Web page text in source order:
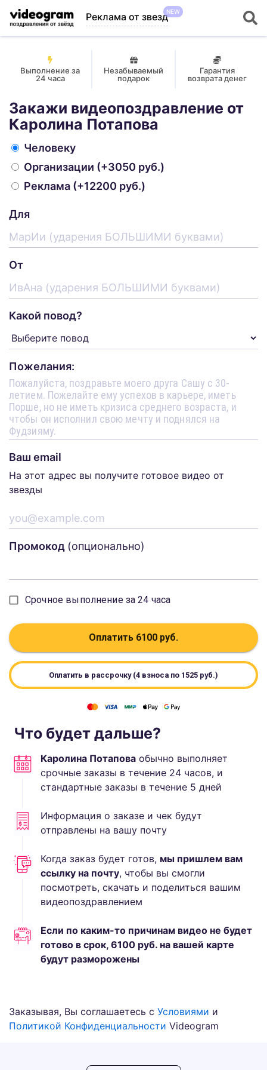
Реклама от звездNEW
Выполнение за
24 часа
Незабываемый
подарок
Гарантия
возврата денег
Закажи видеопоздравление от
Каролина Потапова
Человеку
Организации (+3050 руб.)
Реклама (+12200 руб.)
Для
От
Какой повод?
Пожелания:
Ваш email
На этот адрес вы получите готовое видео от
звезды
Промокод (опционально)
Срочное выполнение за 24 часа
Оплатить 6100 руб.
Оплатить в рассрочку (4 взноса по 1525 руб.)
Что будет дальше?
Каролина Потапова обычно выполняет
срочные заказы в течение 24 часов, и
стандартные заказы в течение 5 дней
Информация о заказе и чек будут
отправлены на вашу почту
Когда заказ будет готов, мы пришлем вам
ссылку на почту, чтобы вы смогли
посмотреть, скачать и поделиться вашим
видеопоздравлением
Если по каким-то причинам видео не будет
готово в срок, 6100 руб. на вашей карте
будут разморожены
Заказывая, Вы соглашаетесь с Условиями и
Политикой Конфиденциальности Videogram